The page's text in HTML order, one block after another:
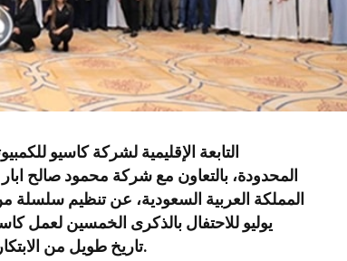
المحدودة، بالتعاون مع شركة محمود صالح
يوليو للاحتفال بالذكرى الخمسين لعمل
تاريخ طويل من الابتكار والتعاون مع تحديد المرحلة لتحقيق نجاحات مستقبلية.